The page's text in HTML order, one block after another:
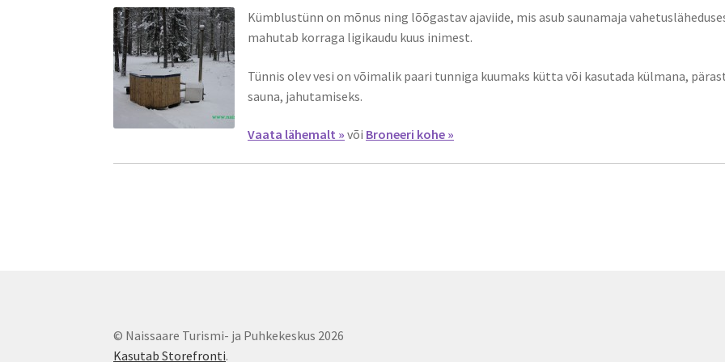
Kümblustünn on mõnus ning lõõgastav ajaviide, mis asub saunamaja
mahutab korraga ligikaudu kuus inimest.
Tünnis olev vesi on võimalik paari tunniga kuumaks kütta või kasutada külmana,
sauna, jahutamiseks.
Vaata lähemalt » või Broneeri kohe »
© Naissaare Turismi- ja Puhkekeskus 2026
Kasutab Storefronti.